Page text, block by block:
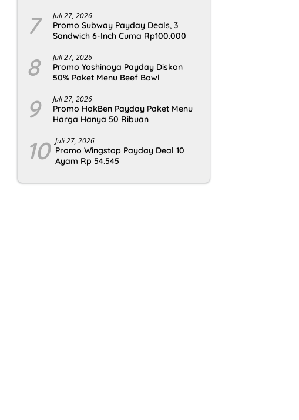
7 Juli 27, 2026
Promo Subway Payday Deals, 3
Sandwich 6-Inch Cuma Rp100.000
8 Juli 27, 2026
Promo Yoshinoya Payday Diskon
50% Paket Menu Beef Bowl
9 Juli 27, 2026
Promo HokBen Payday Paket Menu
Harga Hanya 50 Ribuan
10 Juli 27, 2026
Promo Wingstop Payday Deal 10
Ayam Rp 54.545